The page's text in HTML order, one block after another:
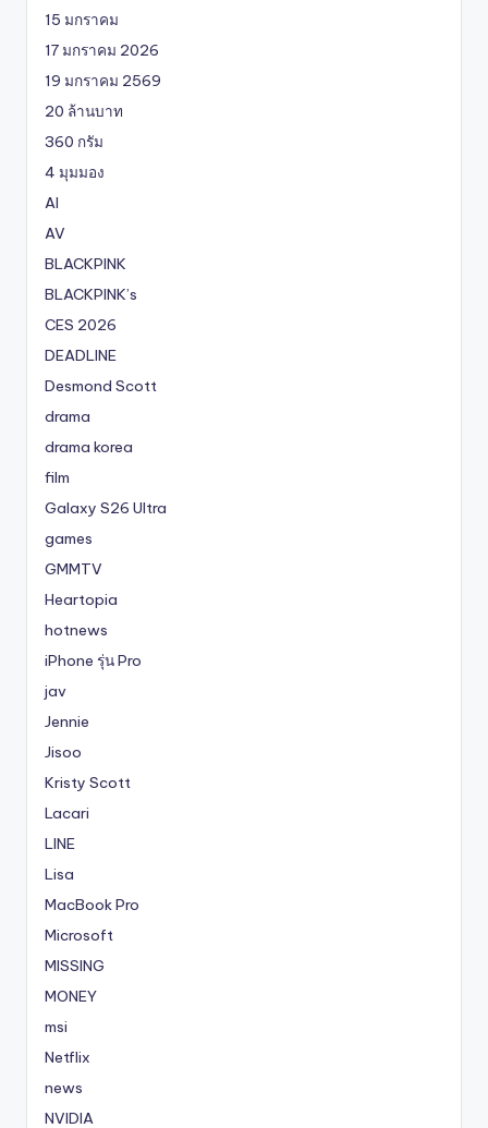
15 มกราคม
17 มกราคม 2026
19 มกราคม 2569
20 ล้านบาท
360 กรัม
4 มุมมอง
AI
AV
BLACKPINK
BLACKPINK’s
CES 2026
DEADLINE
Desmond Scott
drama
drama korea
film
Galaxy S26 Ultra
games
GMMTV
Heartopia
hotnews
iPhone รุ่น Pro
jav
Jennie
Jisoo
Kristy Scott
Lacari
LINE
Lisa
MacBook Pro
Microsoft
MISSING
MONEY
msi
Netflix
news
NVIDIA